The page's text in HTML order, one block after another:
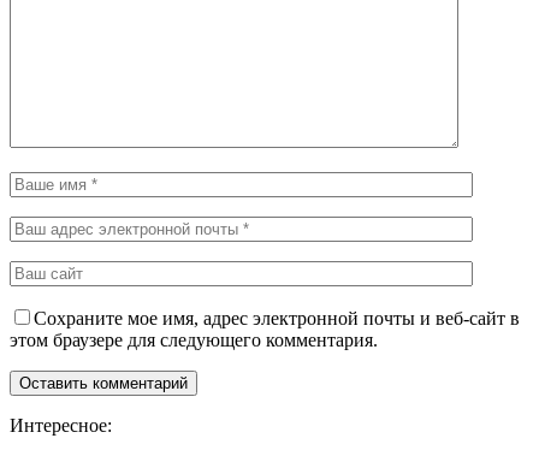
Сохраните мое имя, адрес электронной почты и веб-сайт в
этом браузере для следующего комментария.
Интересное: